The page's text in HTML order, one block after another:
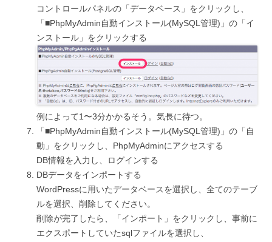
コントロールパネルの「データベース」をクリックし、
「■PhpMyAdmin自動インストール(MySQL管理)」の「イ
ンストール」をクリックする
例によって1〜3分かかるそう。気長に待つ。
「■PhpMyAdmin自動インストール(MySQL管理)」の「自
動」をクリックし、PhpMyAdminにアクセスする
DB情報を入力し、ログインする
DBデータをインポートする
WordPressに用いたデータベースを選択し、全てのテーブ
ルを選択、削除してください。
削除が完了したら、「インポート」をクリックし、事前に
エクスポートしていたsqlファイルを選択し、